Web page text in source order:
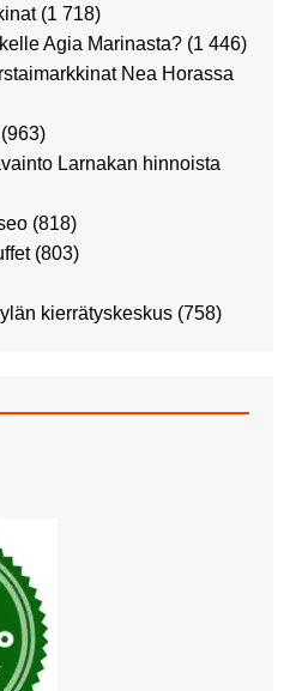
(1 718)
Agia Marinasta? (1 446)
Nea Horassa
(963)
Larnakan hinnoista
(818)
(803)
kierrätyskeskus (758)